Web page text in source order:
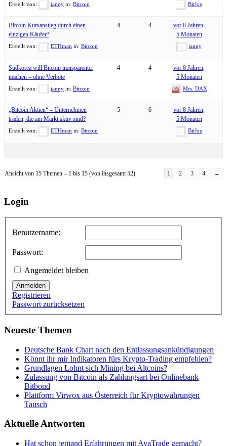
Erstellt von: janny in: Bitcoin BitJoe
Bitcoin Kursanstieg durch einen
einzigen Käufer?
Erstellt von: ETHman in: Bitcoin
4 4
vor 8 Jahren,
5 Monaten
janny
Südkorea will Bitcoin transparenter
machen – ohne Verbote
Erstellt von: janny in: Bitcoin
4 4
vor 8 Jahren,
5 Monaten
Mrs. DAX
„Bitcoin Aktien“ – Unternehmen
traden, die am Markt aktiv sind?
Erstellt von: ETHman in: Bitcoin
5 6
vor 8 Jahren,
5 Monaten
BitJoe
Ansicht von 15 Themen – 1 bis 15 (von insgesamt 52) 1 2 3 4 →
Login
Benutzername:
Passwort:
Angemeldet bleiben
Anmelden
Registrieren
Passwort zurücksetzen
Neueste Themen
Deutsche Bank Chart nach den Entlassungsankündigungen
Könnt ihr mir Indikatoren fürs Krypto-Trading empfehlen?
Grundlagen Lohnt sich Mining bei Altcoins?
Zulassung von Bitcoin als Zahlungsart bei Onlinebank
Bitbond
Plattform Virwox aus Österreich für Kryptowährungen
Tausch
Aktuelle Antworten
Hat schon jemand Erfahrungen mit AvaTrade gemacht?